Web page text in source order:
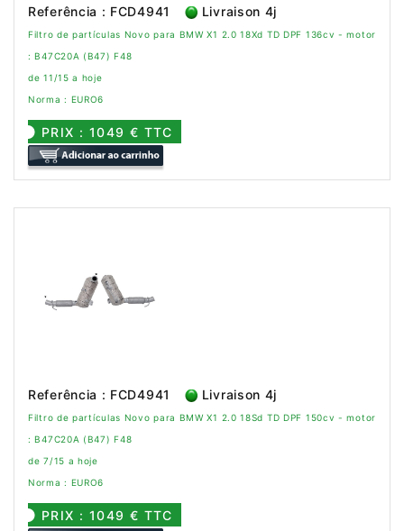
Referência : FCD4941 Livraison 4j
Filtro de partículas Novo para BMW X1 2.0 18Xd TD DPF 136cv - motor
: B47C20A (B47) F48
de 11/15 a hoje
Norma : EURO6
PRIX : 1049 € TTC
Referência : FCD4941 Livraison 4j
Filtro de partículas Novo para BMW X1 2.0 18Sd TD DPF 150cv - motor
: B47C20A (B47) F48
de 7/15 a hoje
Norma : EURO6
PRIX : 1049 € TTC